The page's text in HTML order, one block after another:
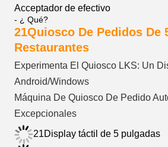
Acceptador de efectivo
- ¿ Qué?
21Quiosco De Pedidos De
Restaurantes
Experimenta El Quiosco LKS: Un
Android/Windows
Máquina De Quiosco De Pedido
Excepcionales
21Display táctil de 5 pulgadas